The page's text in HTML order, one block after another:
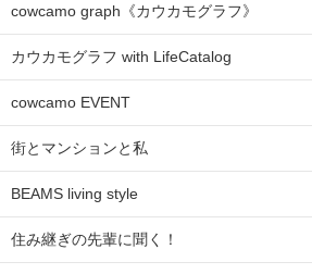
cowcamo graph《カウカモグラフ》
カウカモグラフ with LifeCatalog
cowcamo EVENT
街とマンションと私
BEAMS living style
住み継ぎの先輩に聞く！